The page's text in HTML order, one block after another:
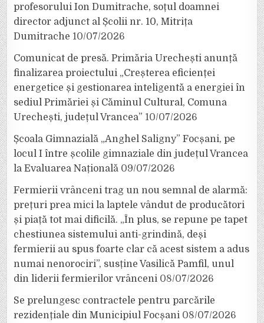
profesorului Ion Dumitrache, soțul doamnei
director adjunct al Școlii nr. 10, Mitrița
Dumitrache 10/07/2026
Comunicat de presă. Primăria Urechești anunță
finalizarea proiectului „Creșterea eficienței
energetice și gestionarea inteligentă a energiei în
sediul Primăriei și Căminul Cultural, Comuna
Urechești, județul Vrancea” 10/07/2026
Școala Gimnazială „Anghel Saligny” Focșani, pe
locul I între școlile gimnaziale din județul Vrancea
la Evaluarea Națională 09/07/2026
Fermierii vrânceni trag un nou semnal de alarmă:
prețuri prea mici la laptele vândut de producători
și piață tot mai dificilă. „În plus, se repune pe tapet
chestiunea sistemului anti-grindină, deși
fermierii au spus foarte clar că acest sistem a adus
numai nenorociri”, susține Vasilică Pamfil, unul
din liderii fermierilor vrânceni 08/07/2026
Se prelungesc contractele pentru parcările
rezidențiale din Municipiul Focșani 08/07/2026